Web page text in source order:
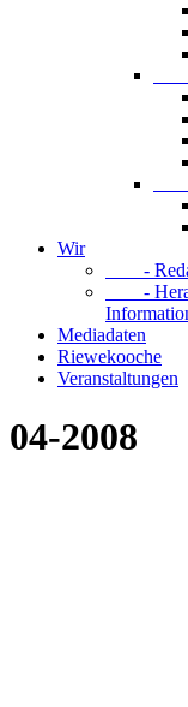
-
-
Wir
-
-
Mediadaten
Riewekooche
Veranstaltungen
04-2008